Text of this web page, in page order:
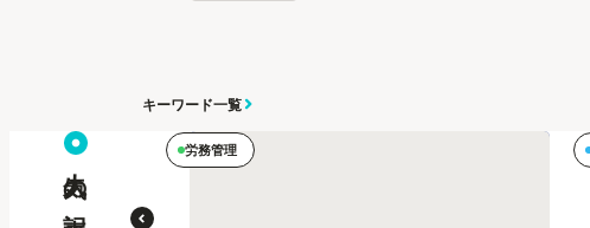
キーワード一覧
人気の記事
労務管理